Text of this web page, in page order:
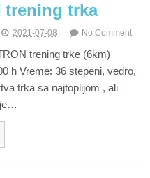
trening trka
2021-07-08 No Comment
trening trke (6km)
h Vreme: 36 stepeni, vedro,
trka sa najtoplijom , ali
je…